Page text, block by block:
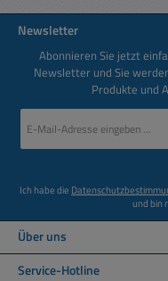
Newsletter
Abonnieren Sie jetzt
Newsletter und Sie
Produkte und
Mail-
Ich habe die
und bin
Über uns
Service-Hotline